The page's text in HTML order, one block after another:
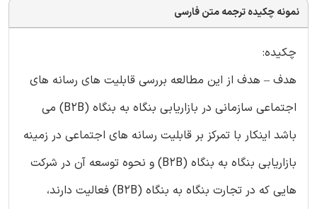
نمونه چکیده ترجمه متن فارسی
چکیده:
هدف – هدف از این مطالعه بررسی قابلیت های رسانه های
اجتماعی سازمانی در بازاریابی بنگاه به بنگاه (B2B) می
باشد اینکار با تمرکز بر قابلیت رسانه های اجتماعی در زمینه
بازاریابی بنگاه به بنگاه (B2B) و نحوه توسعه آن در شرکت
هایی که در تجارت بنگاه به بنگاه (B2B) فعالیت دارند،